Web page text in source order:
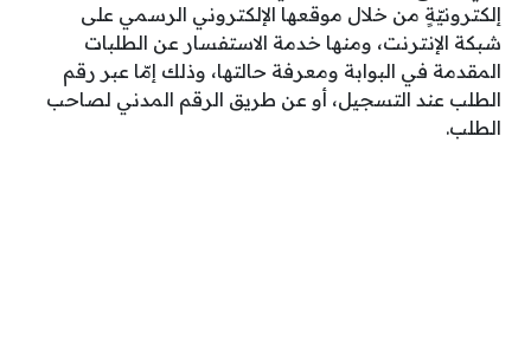
إلكترونيّةٍ من خلال موقعها الإلكتروني الرسمي على
شبكة الإنترنت، ومنها خدمة الاستفسار عن الطلبات
المقدمة في البوابة ومعرفة حالتها، وذلك إمّا عبر رقم
الطلب عند التسجيل، أو عن طريق الرقم المدني لصاحب
الطلب.